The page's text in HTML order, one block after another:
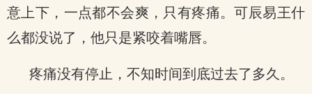
意上下，一点都不会爽，只有疼痛。可辰易王什
么都没说了，他只是紧咬着嘴唇。
疼痛没有停止，不知时间到底过去了多久。